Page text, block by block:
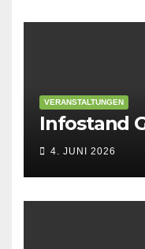
VERANSTALTUNGEN
Infostand
4. JUNI 2026